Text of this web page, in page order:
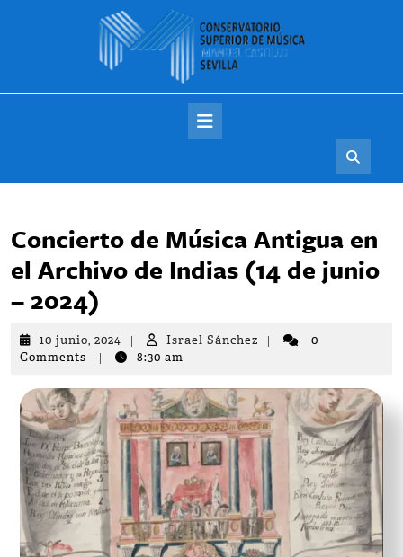
Concierto de Música Antigua en
el Archivo de Indias (14 de junio
– 2024)
10 junio, 2024 10
junio,
| Israel Sánchez Israel
|
0
Comments
| 8:30 am